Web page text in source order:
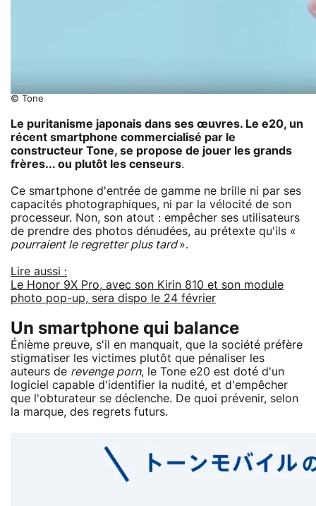
© Tone
Le puritanisme japonais dans ses œuvres. Le e20, un
récent smartphone commercialisé par le
constructeur Tone, se propose de jouer les grands
frères... ou plutôt les censeurs.
Ce smartphone d'entrée de gamme ne brille ni par ses
capacités photographiques, ni par la vélocité de son
processeur. Non, son atout : empêcher ses utilisateurs
de prendre des photos dénudées, au prétexte qu'ils «
pourraient le regretter plus tard».
Lire aussi :
Le Honor 9X Pro, avec son Kirin 810 et son module
photo pop-up, sera dispo le 24 février
Un smartphone qui balance
Énième preuve, s'il en manquait, que la société préfère
stigmatiser les victimes plutôt que pénaliser les
auteurs de revenge porn, le Tone e20 est doté d'un
logiciel capable d'identifier la nudité, et d'empêcher
que l'obturateur se déclenche. De quoi prévenir, selon
la marque, des regrets futurs.